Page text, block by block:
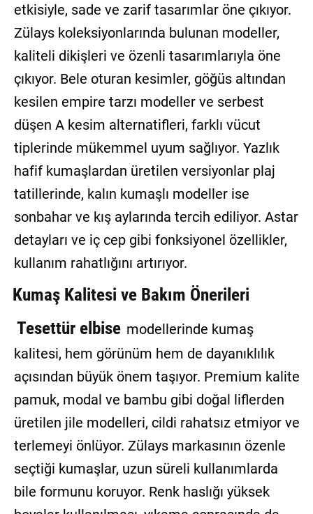
etkisiyle, sade ve zarif tasarımlar öne çıkıyor.
Zülays koleksiyonlarında bulunan modeller,
kaliteli dikişleri ve özenli tasarımlarıyla öne
çıkıyor. Bele oturan kesimler, göğüs altından
kesilen empire tarzı modeller ve serbest
düşen A kesim alternatifleri, farklı vücut
tiplerinde mükemmel uyum sağlıyor. Yazlık
hafif kumaşlardan üretilen versiyonlar plaj
tatillerinde, kalın kumaşlı modeller ise
sonbahar ve kış aylarında tercih ediliyor. Astar
detayları ve iç cep gibi fonksiyonel özellikler,
kullanım rahatlığını artırıyor.
Kumaş Kalitesi ve Bakım Önerileri
Tesettür elbise modellerinde kumaş
kalitesi, hem görünüm hem de dayanıklılık
açısından büyük önem taşıyor. Premium kalite
pamuk, modal ve bambu gibi doğal liflerden
üretilen jile modelleri, cildi rahatsız etmiyor ve
terlemeyi önlüyor. Zülays markasının özenle
seçtiği kumaşlar, uzun süreli kullanımlarda
bile formunu koruyor. Renk haslığı yüksek